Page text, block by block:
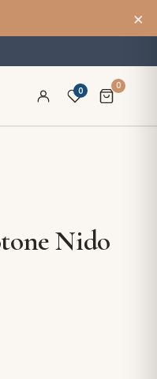
×
0
0
Nido